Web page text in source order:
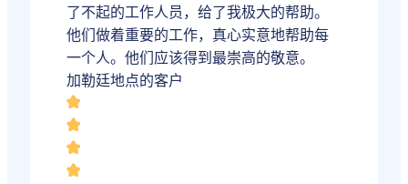
了不起的工作人员，给了我极大的帮助。
他们做着重要的工作，真心实意地帮助每
一个人。他们应该得到最崇高的敬意。
加勒廷地点的客户